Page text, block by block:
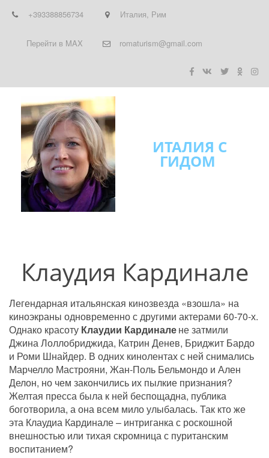
+393388856734 Италия, Рим
Перейти в MAX romaturism@gmail.com
ИТАЛИЯ С
ГИДОМ
Клаудия Кардинале
Легендарная итальянская кинозвезда «взошла» на
киноэкраны одновременно с другими актерами 60-70-х.
Однако красоту Клаудии Кардинале не затмили
Джина Лоллобриджида, Катрин Денев, Бриджит Бардо
и Роми Шнайдер. В одних кинолентах с ней снимались
Марчелло Мастрояни, Жан-Поль Бельмондо и Ален
Делон, но чем закончились их пылкие признания?
Желтая пресса была к ней беспощадна, публика
боготворила, а она всем мило улыбалась. Так кто же
эта Клаудиа Кардинале – интриганка с роскошной
внешностью или тихая скромница с пуританским
воспитанием?